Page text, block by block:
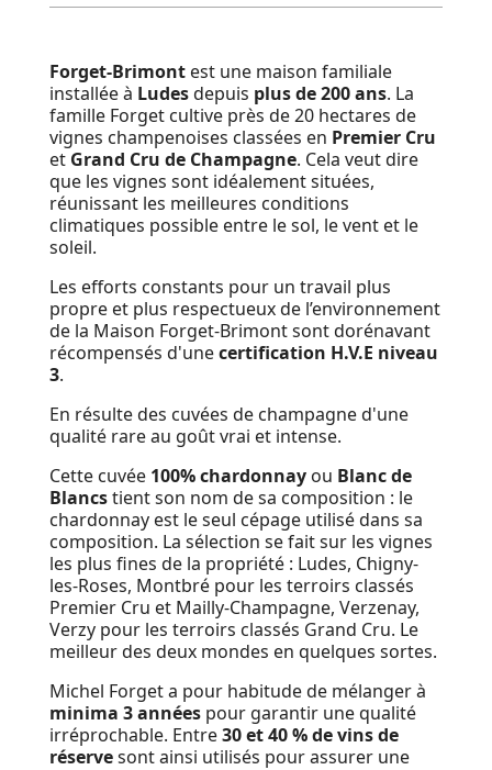
Forget-Brimont est une maison familiale
installée à Ludesdepuis plus de 200 ans. La
famille Forget cultive près de 20 hectares de
vignes champenoises classées en Premier Cru
et Grand Cru de Champagne. Cela veut dire
que les vignes sont idéalement situées,
réunissant les meilleures conditions
climatiques possible entre le sol, le vent et le
soleil.
Les efforts constants pour un travail plus
propre et plus respectueux de l’environnement
de la Maison Forget-Brimont sont dorénavant
récompensés d'unecertification H.V.E niveau
3.
En résulte des cuvées de champagne d'une
qualité rare au goût vrai et intense.
Cette cuvée 100% chardonnay ou Blanc de
Blancstient son nom de sa composition : le
chardonnay est le seul cépage utilisé dans sa
composition. La sélection se fait sur les vignes
les plus fines de la propriété : Ludes, Chigny-
les-Roses, Montbré pour les terroirs classés
Premier Cru et Mailly-Champagne, Verzenay,
Verzy pour les terroirs classés Grand Cru. Le
meilleur des deux mondes en quelques sortes.
Michel Forget a pour habitude de mélanger à
minima 3 années pour garantir une qualité
irréprochable. Entre30 et 40 % de vins de
réservesont ainsi utilisés pour assurer une